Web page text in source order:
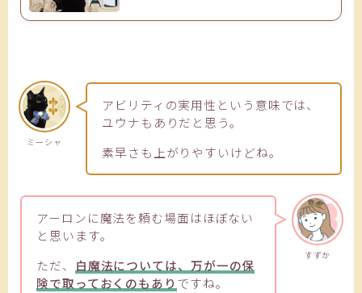
ミーシャ
アビリティの実用性という意味では、
ユウナもありだと思う。
素早さも上がりやすいけどね。
すずか
アーロンに魔法を頼む場面はほぼない
と思います。
ただ、
白魔法については、万が一の保
険で取っておくのもあり ですね。